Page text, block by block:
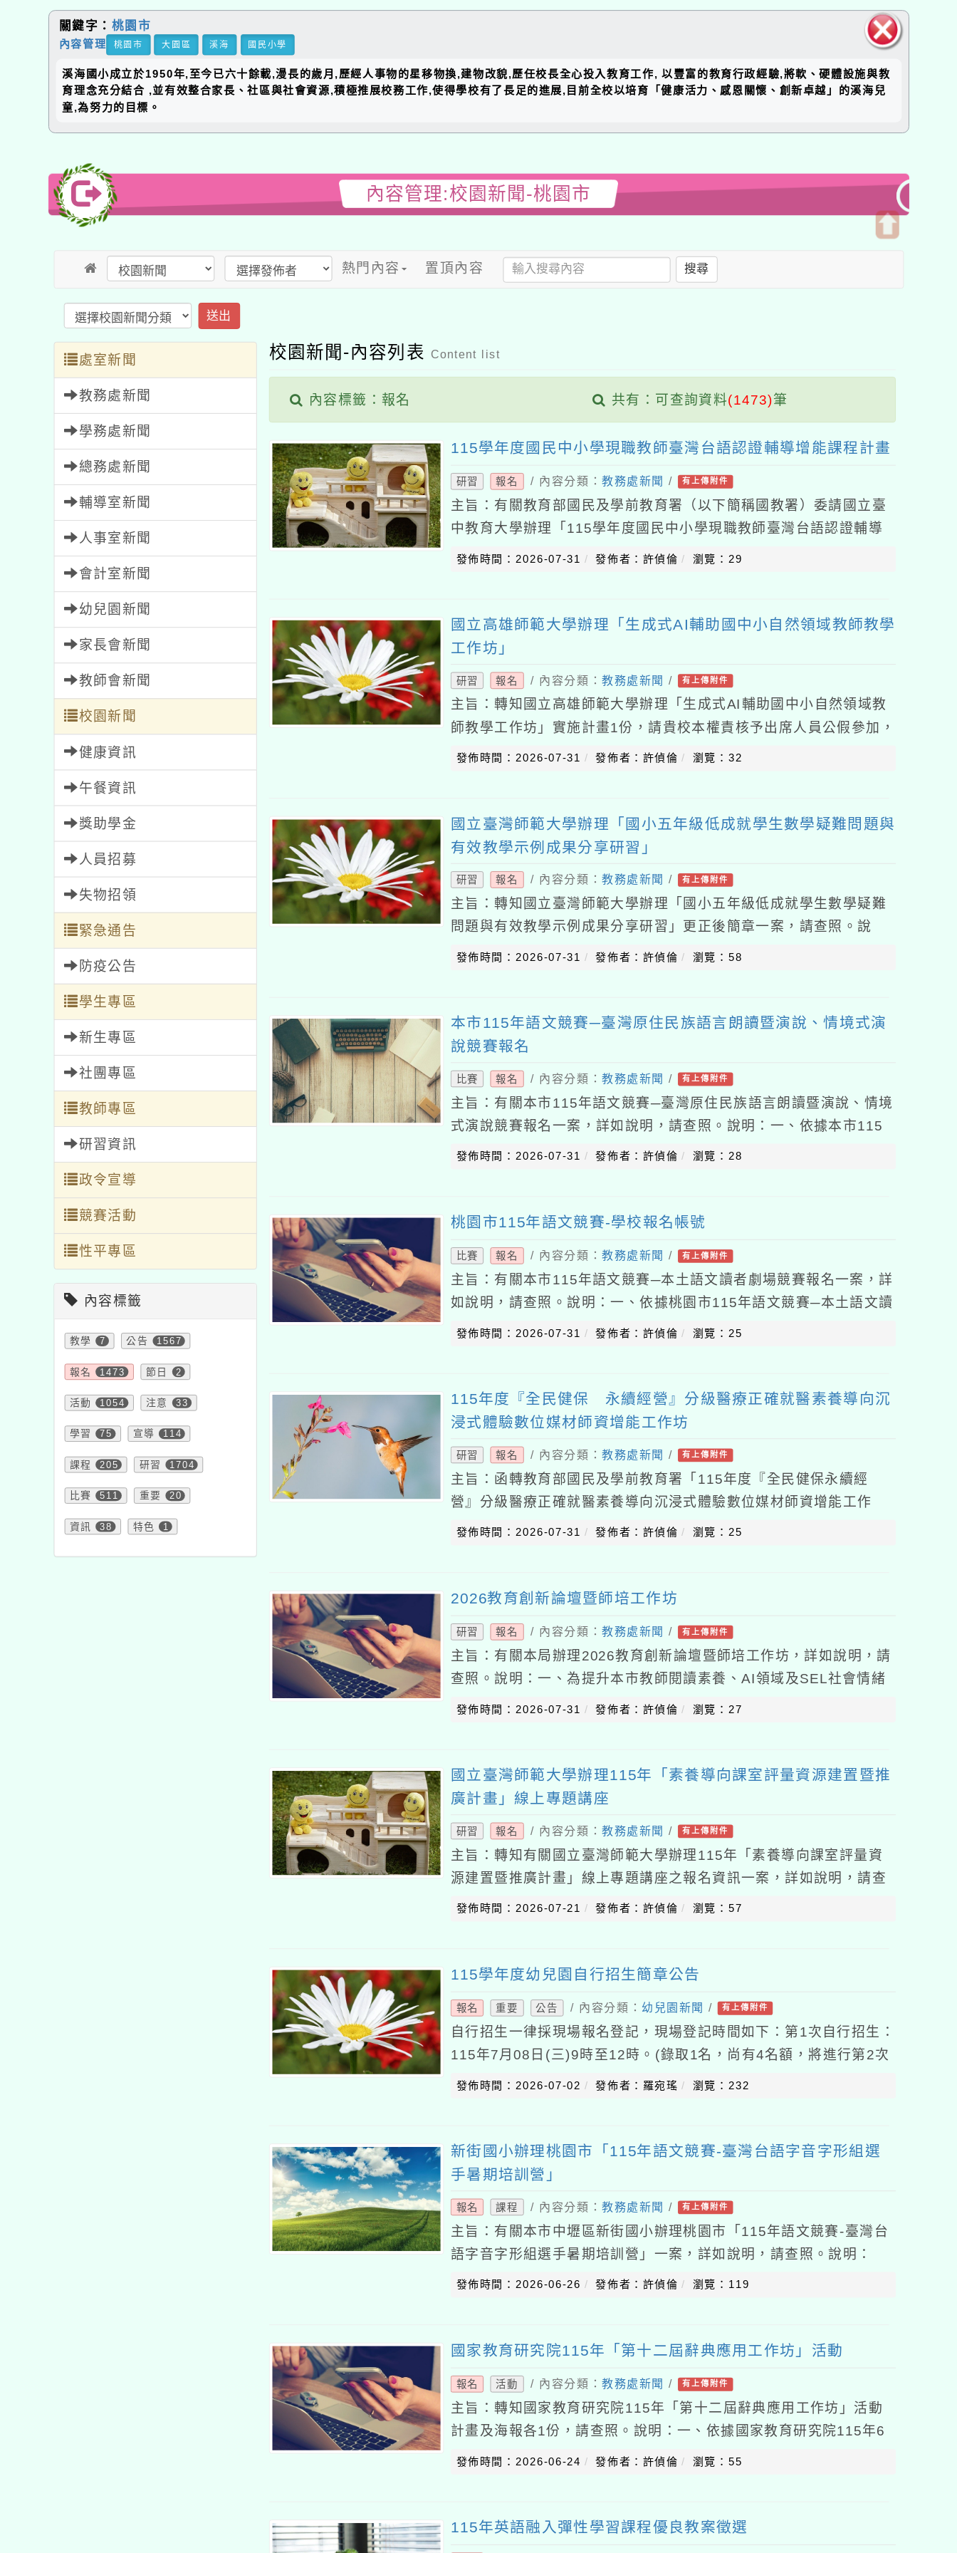
塊
關鍵字： 桃園市
內容管理 桃園市 大園區 溪海 國民小學
溪海國小成立於1950年,至今已六十餘載,漫長的歲月,歷經人事物的星移物換,建物改貌,歷任校長全心投入教育工作, 以豐富的教育行政經驗,將軟、硬體設施與教
育理念充分結合 ,並有效整合家長、社區與社會資源,積極推展校務工作,使得學校有了長足的進展,目前全校以培育「健康活力、感恩關懷、創新卓越」的溪海兒
童,為努力的目標。
內容管理:校園新聞-桃園市
熱門內容 置頂內容 搜尋
送出
處室新聞
教務處新聞
學務處新聞
總務處新聞
輔導室新聞
人事室新聞
會計室新聞
幼兒園新聞
家長會新聞
教師會新聞
校園新聞
健康資訊
午餐資訊
獎助學金
人員招募
失物招領
緊急通告
防疫公告
學生專區
新生專區
社團專區
教師專區
研習資訊
政令宣導
競賽活動
性平專區
內容標籤
教學 7 公告 1567
報名 1473 節日 2
活動 1054 注意 33
學習 75 宣導 114
課程 205 研習 1704
比賽 511 重要 20
資訊 38 特色 1
校園新聞-內容列表 Content list
內容標籤：報名 共有：可查詢資料(1473)筆
115學年度國民中小學現職教師臺灣台語認證輔導增能課程計畫
研習 報名 / 內容分類：教務處新聞 / 有上傳附件
主旨：有關教育部國民及學前教育署（以下簡稱國教署）委請國立臺
中教育大學辦理「115學年度國民中小學現職教師臺灣台語認證輔導
增能課程計畫」1份，請轉知所屬教師踴躍參加，請查照。說明：一、
發佈時間：2026-07-31 發佈者：許偵倫 瀏覽：29
國立高雄師範大學辦理「生成式AI輔助國中小自然領域教師教學
工作坊」
研習 報名 / 內容分類：教務處新聞 / 有上傳附件
主旨：轉知國立高雄師範大學辦理「生成式AI輔助國中小自然領域教
師教學工作坊」實施計畫1份，請貴校本權責核予出席人員公假參加，
請查照。說明：一、依據國立高雄師範大學115年7月21日高師大科環
發佈時間：2026-07-31 發佈者：許偵倫 瀏覽：32
國立臺灣師範大學辦理「國小五年級低成就學生數學疑難問題與
有效教學示例成果分享研習」
研習 報名 / 內容分類：教務處新聞 / 有上傳附件
主旨：轉知國立臺灣師範大學辦理「國小五年級低成就學生數學疑難
問題與有效教學示例成果分享研習」更正後簡章一案，請查照。說
明：一、依據國立臺灣師範大學115年7月21日師大教育字第1151019
發佈時間：2026-07-31 發佈者：許偵倫 瀏覽：58
本市115年語文競賽─臺灣原住民族語言朗讀暨演說、情境式演
說競賽報名
比賽 報名 / 內容分類：教務處新聞 / 有上傳附件
主旨：有關本市115年語文競賽─臺灣原住民族語言朗讀暨演說、情境
式演說競賽報名一案，詳如說明，請查照。說明：一、依據本市115
年語文競賽─臺灣原住民族語言朗讀暨演說、情境式演說競賽實施計
發佈時間：2026-07-31 發佈者：許偵倫 瀏覽：28
桃園市115年語文競賽-學校報名帳號
比賽 報名 / 內容分類：教務處新聞 / 有上傳附件
主旨：有關本市115年語文競賽─本土語文讀者劇場競賽報名一案，詳
如說明，請查照。說明：一、依據桃園市115年語文競賽─本土語文讀
者劇場競賽實施計畫辦理。二、請各校自115年8月5日（星期三）起
發佈時間：2026-07-31 發佈者：許偵倫 瀏覽：25
115年度『全民健保 永續經營』分級醫療正確就醫素養導向沉
浸式體驗數位媒材師資增能工作坊
研習 報名 / 內容分類：教務處新聞 / 有上傳附件
主旨：函轉教育部國民及學前教育署「115年度『全民健保永續經
營』分級醫療正確就醫素養導向沉浸式體驗數位媒材師資增能工作
坊」實施計畫1份，請鼓勵教師踴躍報名並核予參加人員公（差）假登
發佈時間：2026-07-31 發佈者：許偵倫 瀏覽：25
2026教育創新論壇暨師培工作坊
研習 報名 / 內容分類：教務處新聞 / 有上傳附件
主旨：有關本局辦理2026教育創新論壇暨師培工作坊，詳如說明，請
查照。說明：一、為提升本市教師閱讀素養、AI領域及SEL社會情緒
學習等專業知能，強化課程教學實踐與設計能力，特與親子天下合作
發佈時間：2026-07-31 發佈者：許偵倫 瀏覽：27
國立臺灣師範大學辦理115年「素養導向課室評量資源建置暨推
廣計畫」線上專題講座
研習 報名 / 內容分類：教務處新聞 / 有上傳附件
主旨：轉知有關國立臺灣師範大學辦理115年「素養導向課室評量資
源建置暨推廣計畫」線上專題講座之報名資訊一案，詳如說明，請查
照。說明：一、依據國立臺灣師範大學115年7月15日師大心測中字第
發佈時間：2026-07-21 發佈者：許偵倫 瀏覽：57
115學年度幼兒園自行招生簡章公告
報名 重要 公告 / 內容分類： 幼兒園新聞 / 有上傳附件
自行招生一律採現場報名登記，現場登記時間如下：第1次自行招生：
115年7月08日(三)9時至12時。(錄取1名，尚有4名額，將進行第2次
自行招生)第2次自行招生：115年7月15日(三)9時至12時。
發佈時間：2026-07-02 發佈者：羅宛瑤 瀏覽：232
新街國小辦理桃園市「115年語文競賽-臺灣台語字音字形組選
手暑期培訓營」
報名 課程 / 內容分類：教務處新聞 / 有上傳附件
主旨：有關本市中壢區新街國小辦理桃園市「115年語文競賽-臺灣台
語字音字形組選手暑期培訓營」一案，詳如說明，請查照。說明：
一、旨揭暑期培訓營係為推廣語文學習風氣，提升各區語文水準並培
發佈時間：2026-06-26 發佈者：許偵倫 瀏覽：119
國家教育研究院115年「第十二屆辭典應用工作坊」活動
報名 活動 / 內容分類：教務處新聞 / 有上傳附件
主旨：轉知國家教育研究院115年「第十二屆辭典應用工作坊」活動
計畫及海報各1份，請查照。說明：一、依據國家教育研究院115年6
月12日教研語譯字第1151301093號函辦理。二、旨揭活動相關訊息
發佈時間：2026-06-24 發佈者：許偵倫 瀏覽：55
115年英語融入彈性學習課程優良教案徵選